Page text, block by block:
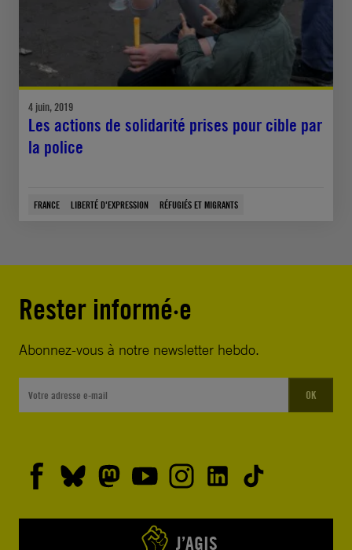
4 juin, 2019
Les actions de solidarité prises pour cible par
la police
FRANCE LIBERTÉ D'EXPRESSION RÉFUGIÉS ET MIGRANTS
Rester informé·e
Abonnez-vous à notre newsletter hebdo.
OK
J’AGIS